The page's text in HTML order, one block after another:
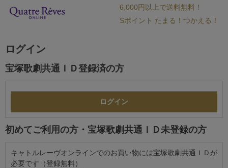
6,000円以上で送料無料！
Sポイント たまる！つかえる！
ログイン
宝塚歌劇共通ＩＤ登録済の方
初めてご利用の方・宝塚歌劇共通ＩＤ未登録の方
キャトルレーヴオンラインでのお買い物には宝塚歌劇共通ＩＤが
必要です（登録無料）